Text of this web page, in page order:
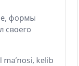
формы
своего
ma’nosi, kelib